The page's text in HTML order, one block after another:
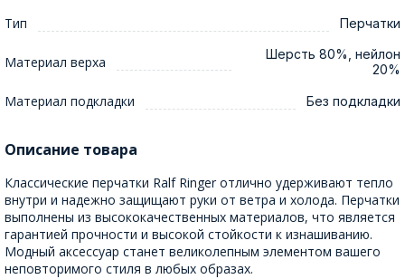
Тип Перчатки
Материал верха
Шерсть 80%, нейлон
20%
Материал подкладки Без подкладки
Описание товара
Классические перчатки Ralf Ringer отлично удерживают тепло
внутри и надежно защищают руки от ветра и холода. Перчатки
выполнены из высококачественных материалов, что является
гарантией прочности и высокой стойкости к изнашиванию.
Модный аксессуар станет великолепным элементом вашего
неповторимого стиля в любых образах.